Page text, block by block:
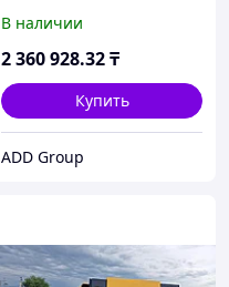
В наличии
2 360 928.32₸
Купить
ADD Group